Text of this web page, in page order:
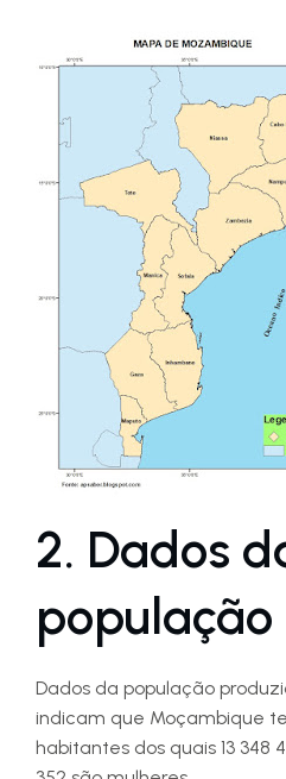
2. Dados
população
Dados da população
indicam que Moçambique
habitantes dos quais 13 348